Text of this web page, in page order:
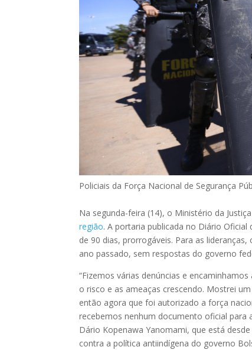
Policiais da Força Nacional de Segurança
Na segunda-feira (14), o Ministério da
região. A portaria publicada no Diário
de 90 dias, prorrogáveis. Para as
ano passado, sem respostas do governo
“Fizemos várias denúncias e
o risco e as ameaças crescendo. Mostrei
então agora que foi autorizado a força
recebemos nenhum documento oficial para
Dário Kopenawa Yanomami, que está
contra a política antiindígena do governo